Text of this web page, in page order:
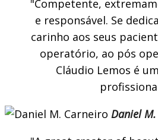
Competente,
e responsável. Se
carinho aos seus
operatório, ao pós
Cláudio Lemos é
Daniel